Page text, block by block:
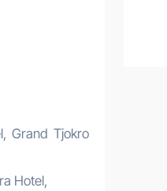
Grand Tjokro
Hotel,